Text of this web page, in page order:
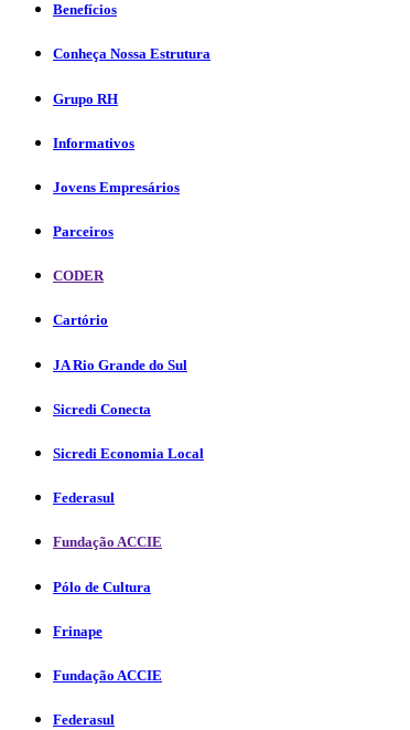
Benefícios
Conheça Nossa Estrutura
Grupo RH
Informativos
Jovens Empresários
Parceiros
CODER
Cartório
JA Rio Grande do Sul
Sicredi Conecta
Sicredi Economia Local
Federasul
Fundação ACCIE
Pólo de Cultura
Frinape
Fundação ACCIE
Federasul